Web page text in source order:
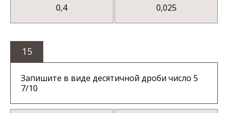
0,4 0,025
15
Запишите в виде десятичной дроби число 5
7/10